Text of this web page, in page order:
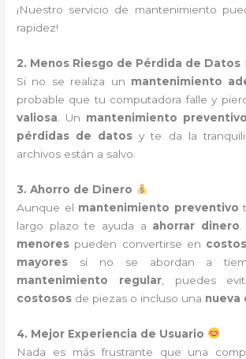
¡Nuestro servicio de mantenimiento
rapidez!
2. Menos Riesgo de Pérdida de Datos
Si no se realiza un mantenimiento
probable que tu computadora falle y
valiosa . Un mantenimiento preventivo
pérdidas de datos y te da la
archivos están a salvo.
3. Ahorro de Dinero
Aunque el mantenimiento preventivo
largo plazo te ayuda a ahorrar dinero
menores pueden convertirse en
mayores si no se abordan a
mantenimiento regular, puedes
costosos de piezas o incluso una nueva
4. Mejor Experiencia de Usuario
Nada es más frustrante que una